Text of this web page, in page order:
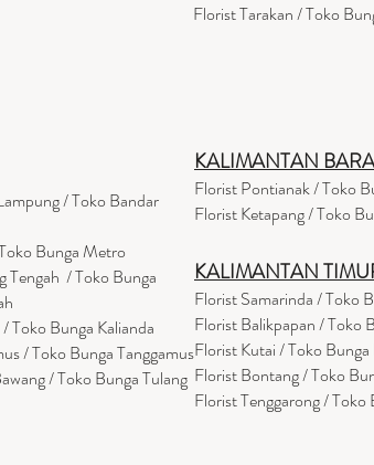
Florist Tarakan / Toko
/ Toko Bandar
Bunga Metro
Tengah / Toko Bunga
Toko Bunga Kalianda
/ Toko Bunga Tanggamus
/ Toko Bunga Tulang
KALIMANTAN
Florist Pontianak / Toko
Florist Ketapang / Toko
KALIMANTAN
Florist Samarinda / Toko
Florist Balikpapan / Toko
Florist Kutai / Toko Bunga
Florist Bontang / Toko
Florist Tenggarong / Toko